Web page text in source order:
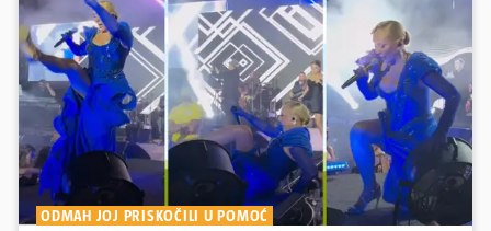
ODMAH JOJ PRISKOČILI U POMOĆ